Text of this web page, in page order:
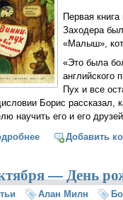
Первая
Заходера
«Малыш»,
«Это была
английского
Пух и все
Борис рассказал,
научить его и его
о 13 июля 1960
Добавить
— День
Алан Милн